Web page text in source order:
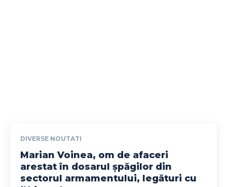
DIVERSE NOUTATI
Marian Voinea, om de afaceri
arestat în dosarul șpăgilor din
sectorul armamentului, legături cu